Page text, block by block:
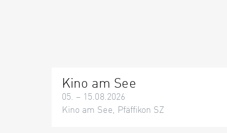
Kino am See
05. – 15.08.2026
Kino am See, Pfäffikon SZ